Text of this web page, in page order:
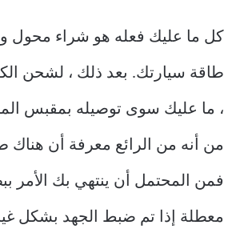
كل ما عليك فعله هو شراء محول
طاقة سيارتك. بعد ذلك ، لشحن
، ما عليك سوى توصيله بمقبس
من أنه من الرائع معرفة أن هناك
فمن المحتمل أن ينتهي بك الأمر
معطلة إذا تم ضبط الجهد بشكل